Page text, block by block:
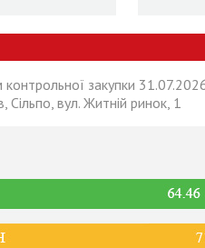
закупки
вул. Житній ринок, 1